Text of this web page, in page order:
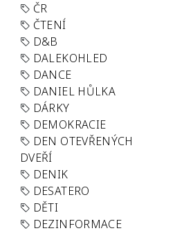
ČR
ČTENÍ
D&B
DALEKOHLED
DANCE
DANIEL HŮLKA
DÁRKY
DEMOKRACIE
DEN OTEVŘENÝCH
DVEŘÍ
DENIK
DESATERO
DĚTI
DEZINFORMACE